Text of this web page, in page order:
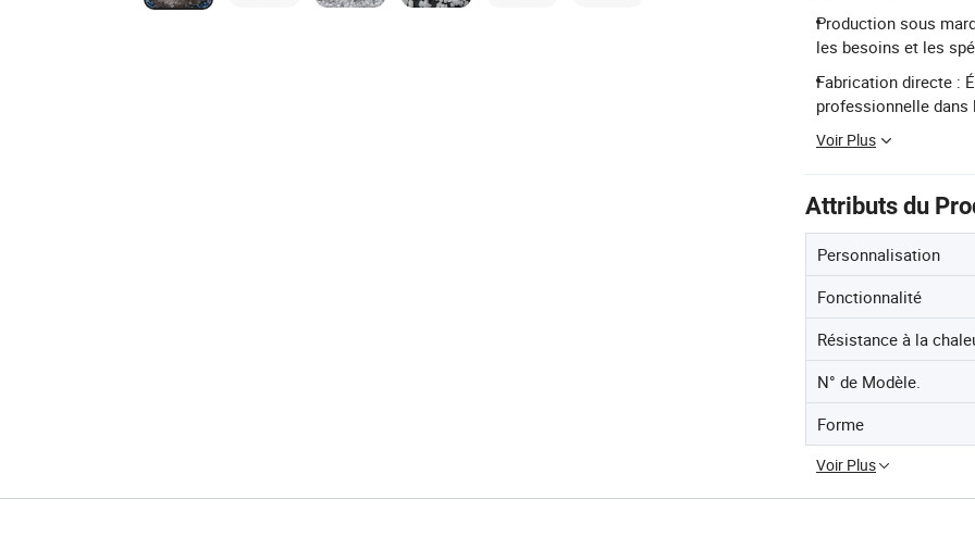
Production sous
les besoins et les
Fabrication directe :
professionnelle dans
Voir Plus
Attributs du
Personnalisation
Fonctionnalité
Résistance à la
N° de Modèle.
Forme
Voir Plus